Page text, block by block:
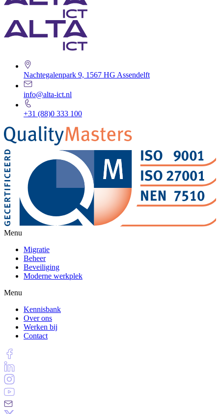
Nachtegalenpark 9, 1567 HG Assendelft
info@alta-ict.nl
+31 (88)0 333 100
Menu
Migratie
Beheer
Beveiliging
Moderne werkplek
Menu
Kennisbank
Over ons
Werken bij
Contact